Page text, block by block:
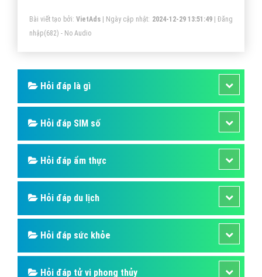
Bài viết tạo bởi: VietAds| Ngày cập nhật: 2024-12-29 13:51:49|Đăng
nhập(682) - No Audio
Hỏi đáp là gì
Hỏi đáp SIM số
Hỏi đáp ẩm thực
Hỏi đáp du lịch
Hỏi đáp sức khỏe
Hỏi đáp tử vi phong thủy